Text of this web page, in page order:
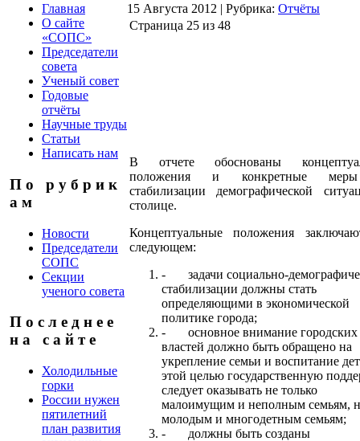
Главная
О сайте
«СОПС»
Председатели
совета
Ученый совет
Годовые
отчёты
Научные труды
Статьи
Написать нам
П о р у б р и к
а м
Новости
Председатели
СОПС
Секции
ученого совета
П о с л е д н е е
н а с а й т е
Холодильные
горки
России нужен
пятилетний
план развития
15 Августа 2012 | Рубрика: Отчёты
Страница 25 из 48
В отчете обоснованы
положения и конкретные
стабилизации демографической
столице.
Концептуальные положения
следующем:
- задачи социально-
стабилизации должны стать
определяющими в экономической
политике города;
- основное внимание городских
властей должно быть обращено на
укрепление семьи и воспитание
этой целью государственную
следует оказывать не только
малоимущим и неполным семьям,
молодым и многодетным семьям;
- должны быть созданы